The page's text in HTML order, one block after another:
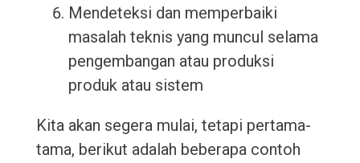
Mendeteksi dan memperbaiki
masalah teknis yang muncul selama
pengembangan atau produksi
produk atau sistem
Kita akan segera mulai, tetapi pertama-
tama, berikut adalah beberapa contoh